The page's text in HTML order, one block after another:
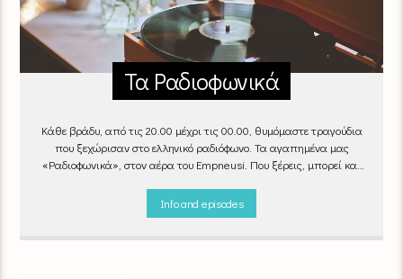
Τα Ραδιοφωνικά
Κάθε βράδυ, από τις 20.00 μέχρι τις 00.00, θυμόμαστε τραγούδια
που ξεχώρισαν στο ελληνικό ραδιόφωνο. Τα αγαπημένα μας
«Ραδιοφωνικά», στον αέρα του Empneusi. Που ξέρεις, μπορεί και
:00 – 00:00 στον Empneusi 107 FM
Info and episodes